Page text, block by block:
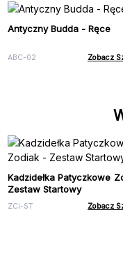
Antyczny Budda - Ręce
ABC-02 Zobacz
Kadzidełka Patyczkowe
Zestaw Startowy
ZCi-ST Zobacz